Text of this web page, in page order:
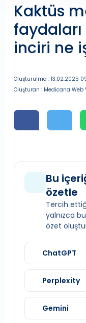
Kaktüs
inciri ne
Oluşturulma : 13.02.2025
Oluşturan : Medicana Web
Bu
özetle
Tercih
yalnızca
özet
ChatGPT
Perplexity
Gemini